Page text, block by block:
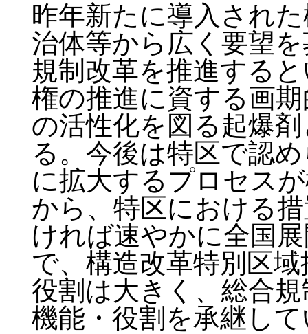
昨年新たに導入され
治体等から広く要望
規制改革を推進する
権の推進に資する画
の活性化を図る起爆
る。今後は特区で認
に拡大するプロセス
から、特区における
ければ速やかに全国
で、構造改革特別区
役割は大きく、総合
機能・役割を承継し